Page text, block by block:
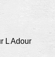
L Adour